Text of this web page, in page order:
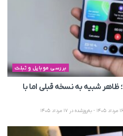
بررسی موبایل و تبلت
بررسی گوشی Galaxy Z Flip8؛ ظاهر شبیه به نسخه قبلی اما با